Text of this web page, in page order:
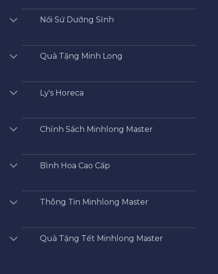
Nồi Sứ Dưỡng SInh
Quà Tặng Minh Long
Ly's Horeca
Chính Sách Minhlong Master
Bình Hoa Cao Cấp
Thông Tin Minhlong Master
Quà Tặng Tết Minhlong Master